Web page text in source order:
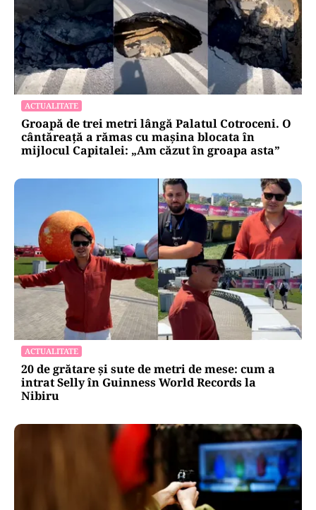
ACTUALITATE
Groapă de trei metri lângă Palatul Cotroceni. O
cântăreață a rămas cu mașina blocata în
mijlocul Capitalei: „Am căzut în groapa asta”
ACTUALITATE
20 de grătare și sute de metri de mese: cum a
intrat Selly în Guinness World Records la
Nibiru